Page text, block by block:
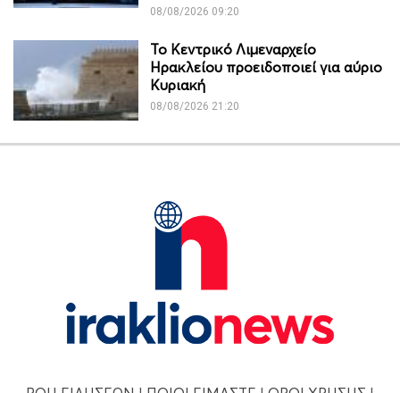
08/08/2026 09:20
Το Κεντρικό Λιμεναρχείο
Ηρακλείου προειδοποιεί για αύριο
Κυριακή
08/08/2026 21:20